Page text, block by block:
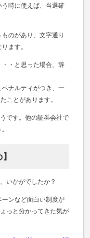
時に使えば、当選確
のがあり、文字通り
ます。
・と思った場合、辞
ナルティがつき、一
ことがあります。
です。他の証券会社で
いかがでしたか？
ンなど面白い制度が
っと分かってきた気が